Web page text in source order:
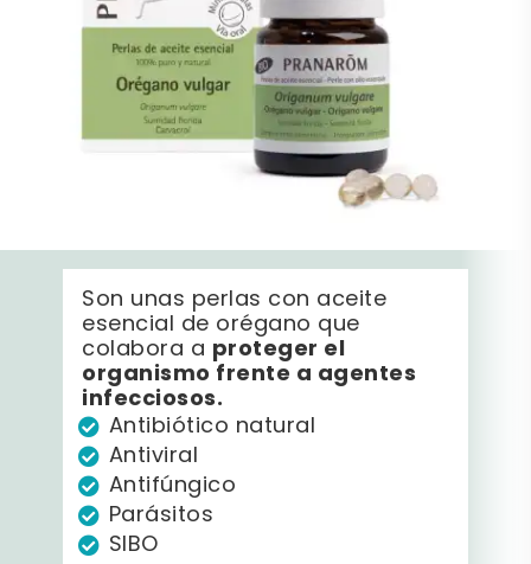
Son unas perlas con aceite
esencial de orégano que
colabora a proteger el
organismo frente a agentes
infecciosos.
Antibiótico natural
Antiviral
Antifúngico
Parásitos
SIBO